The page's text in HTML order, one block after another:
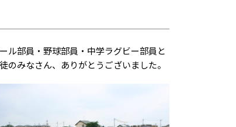
部員・野球部員・中学ラグビー部員と
みなさん、ありがとうございました。